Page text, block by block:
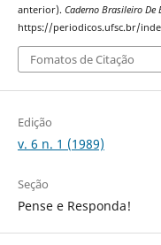
anterior). Caderno Brasileiro De
https://periodicos.ufsc.br/
Fomatos de Citação
Edição
v. 6 n. 1 (1989)
Seção
Pense e Responda!